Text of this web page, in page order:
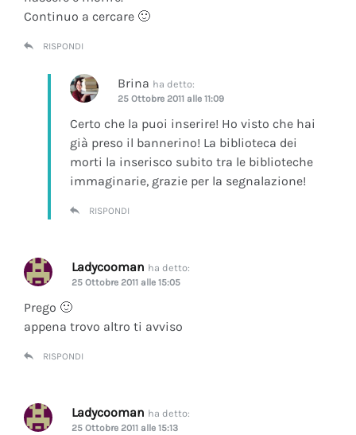
Continuo a cercare 🙂
RISPONDI
Brina ha detto:
25 Ottobre 2011 alle 11:09
Certo che la puoi inserire! Ho visto che hai
già preso il bannerino! La biblioteca dei
morti la inserisco subito tra le biblioteche
immaginarie, grazie per la segnalazione!
RISPONDI
Ladycooman ha detto:
25 Ottobre 2011 alle 15:05
Prego 🙂
appena trovo altro ti avviso
RISPONDI
Ladycooman ha detto:
25 Ottobre 2011 alle 15:13